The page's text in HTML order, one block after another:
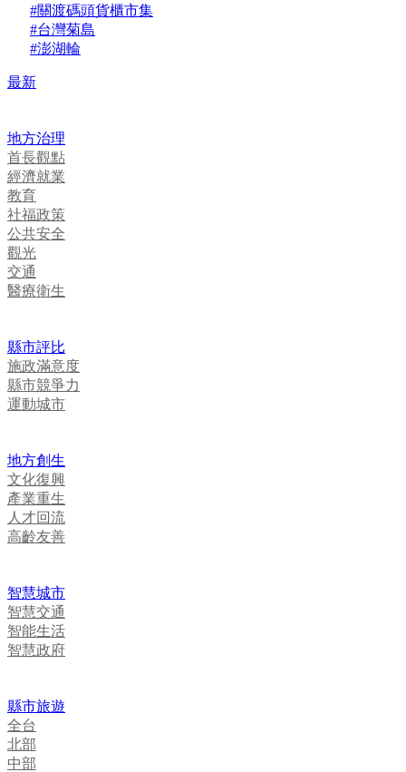
#關渡碼頭貨櫃市集
#台灣菊島
#澎湖輪
最新
地方治理
首長觀點
經濟就業
教育
社福政策
公共安全
觀光
交通
醫療衛生
縣市評比
施政滿意度
縣市競爭力
運動城市
地方創生
文化復興
產業重生
人才回流
高齡友善
智慧城市
智慧交通
智能生活
智慧政府
縣市旅遊
全台
北部
中部